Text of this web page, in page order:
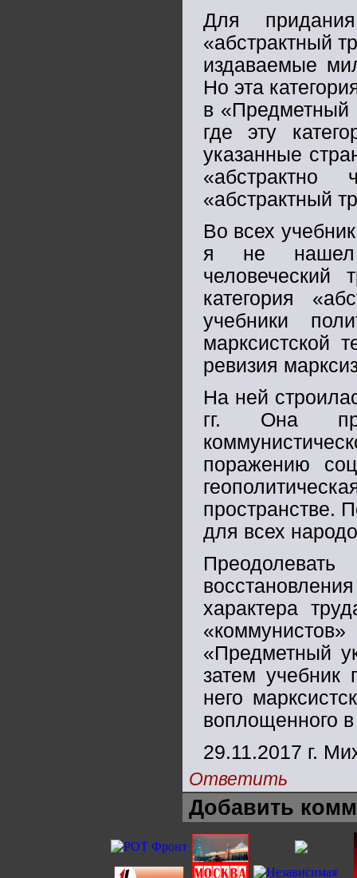
Для придания
«абстрактный
издаваемые
Но эта
в «Предметный
где эту
указанные
«абстрактный
Во всех
я не нашел
человеческий
категория
учебники
марксистской
ревизия
На ней
гг. Она
поражению
пространстве.
для всех
характера
«Предметный
затем учебник
него
воплощенного
29.11.2017 г.
Ответить
Добавить